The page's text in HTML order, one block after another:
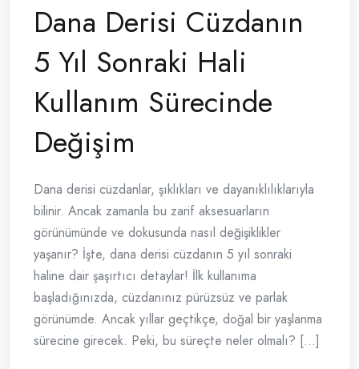
Dana Derisi Cüzdanın
5 Yıl Sonraki Hali
Kullanım Sürecinde
Değişim
Dana derisi cüzdanlar, şıklıkları ve dayanıklılıklarıyla
bilinir. Ancak zamanla bu zarif aksesuarların
görünümünde ve dokusunda nasıl değişiklikler
yaşanır? İşte, dana derisi cüzdanın 5 yıl sonraki
haline dair şaşırtıcı detaylar! İlk kullanıma
başladığınızda, cüzdanınız pürüzsüz ve parlak
görünümde. Ancak yıllar geçtikçe, doğal bir yaşlanma
sürecine girecek. Peki, bu süreçte neler olmalı? [...]